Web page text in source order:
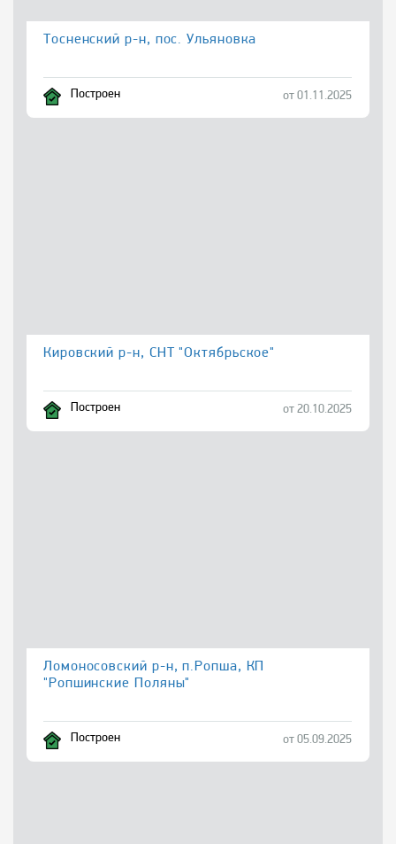
Тосненский р-н, пос. Ульяновка
Построен от 01.11.2025
Кировский р-н, СНТ "Октябрьское"
Построен от 20.10.2025
Ломоносовский р-н, п.Ропша, КП
"Ропшинские Поляны"
Построен от 05.09.2025